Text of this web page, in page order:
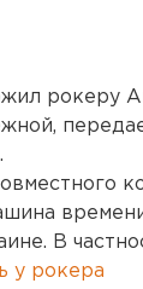
рокеру
В
у рокера